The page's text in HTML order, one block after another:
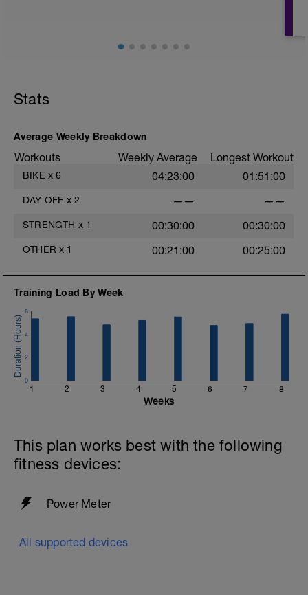
Stats
Average Weekly Breakdown
Workouts Weekly Average Longest Workout
BIKE x 6 04:23:00 01:51:00
DAY OFF x 2 —— ——
STRENGTH x 1 00:30:00 00:30:00
OTHER x 1 00:21:00 00:25:00
Training Load By Week
1 2 3 4 5 6 7 8
0
2
4
6
Weeks
This plan works best with the following
fitness devices:
Power Meter
All supported devices